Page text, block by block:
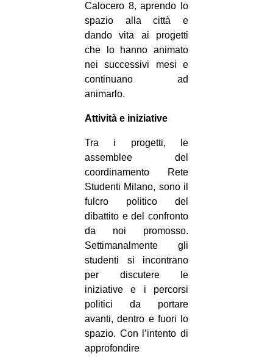
Calocero 8, aprendo lo
spazio alla città e
dando vita ai progetti
che lo hanno animato
nei successivi mesi e
continuano ad
animarlo.
Attività e iniziative
Tra i progetti, le
assemblee del
coordinamento Rete
Studenti Milano, sono il
fulcro politico del
dibattito e del confronto
da noi promosso.
Settimanalmente gli
studenti si incontrano
per discutere le
iniziative e i percorsi
politici da portare
avanti, dentro e fuori lo
spazio. Con l’intento di
approfondire